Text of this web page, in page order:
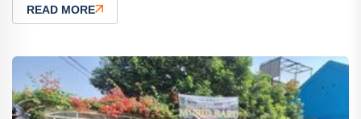
READ MORE